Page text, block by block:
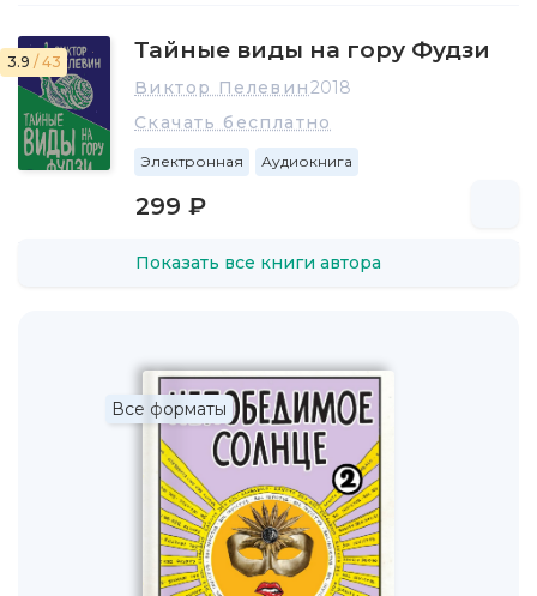
3.9 / 43 Тайные виды на гору Фудзи
Виктор Пелевин2018
Скачать бесплатно
Электронная Аудиокнига
299 ₽
Показать все книги автора
Все форматы